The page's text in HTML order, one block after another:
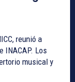
reunió a
INACAP. Los
musical y